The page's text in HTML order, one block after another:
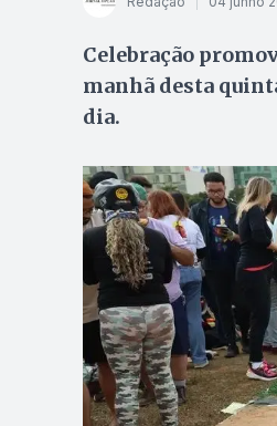
Celebração
manhã desta
dia.